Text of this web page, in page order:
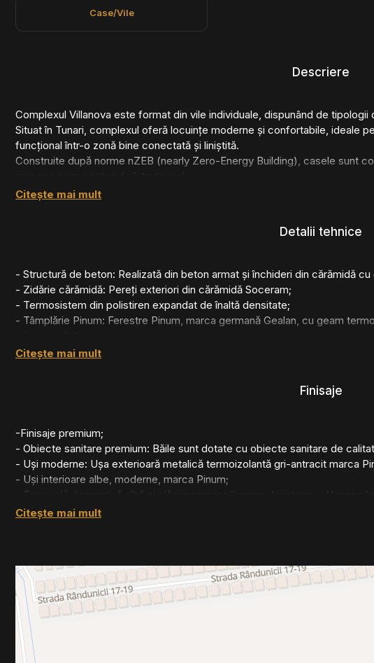
Case/Vile
Descriere
Complexul Villanova este format din vile individuale, dispunând de tipologii
Situat în Tunari, complexul oferă locuințe moderne și confortabile, ideale
funcțional într-o zonă bine conectată și liniștită.
Construite după norme nZEB (nearly Zero-Energy Building), casele sunt
aproape zero costuri de întreținere!
De asemenea, sistemul energetic centralizat, întâlnit de obicei în clădirile
aport de aer proaspăt. Sunt echipate cu pompe de căldură și
constantă a aerului din casă, pe întreaga perioadă a anului.
Citește mai mult
Detalii tehnice
- Structură de beton: Realizată din beton armat și închideri din cărămidă
- Zidărie cărămidă: Pereți exteriori din cărămidă Soceram;
- Termosistem din polistiren expandat de înaltă densitate;
- Tâmplărie Pinum: Ferestre Pinum, marca germană Gealan, cu geam
- Încălzire prin pardoseală: Tehnologie inovativă și soluții eficiente de
Citește mai mult
Finisaje
-Finisaje premium;
- Obiecte sanitare premium: Băile sunt dotate cu obiecte sanitare de
- Uși moderne: Ușa exterioară metalică termoizolantă gri-antracit marca
- Uși interioare albe, moderne, marca Pinum;
- Tencuială decorativă albă și plăci ceramice în zona de intrare; - Vopsea
Citește mai mult